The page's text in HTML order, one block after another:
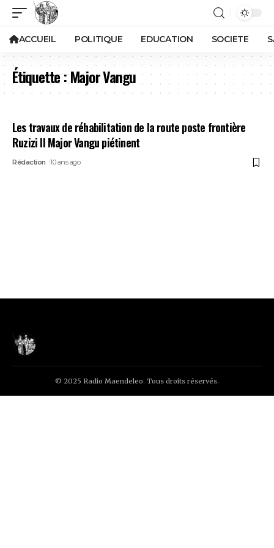
ACCUEIL POLITIQUE EDUCATION SOCIETE
Étiquette :Major Vangu
Les travaux de réhabilitation de la route poste frontière
Ruzizi II Major Vangu piétinent
Rédaction 10 ans ago
© 2025 Radio Maendeleo. Tous droits réservés.